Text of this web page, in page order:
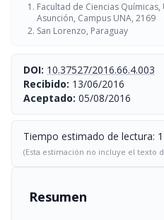
Facultad de Ciencias
Asunción, Campus UNA, 2169
San Lorenzo, Paraguay
DOI: 10.37527/2016.66.4.003
Recibido: 13/06/2016
Aceptado: 05/08/2016
Tiempo estimado de lectura:
(Esta estimación no incluye el texto
Resumen